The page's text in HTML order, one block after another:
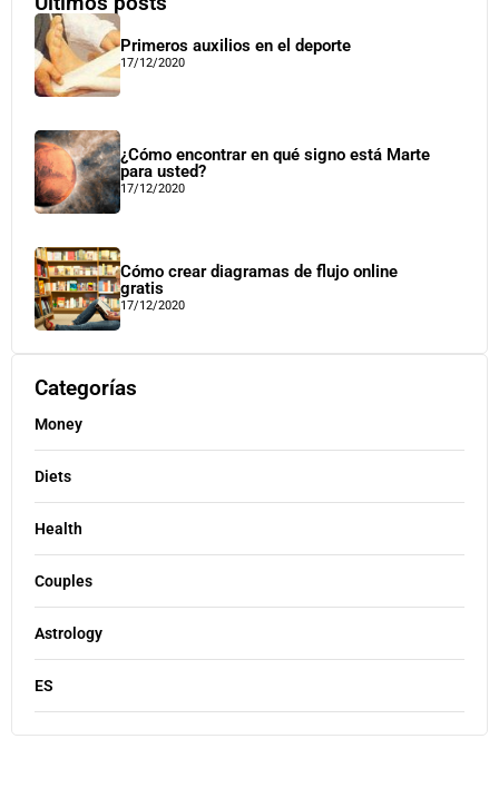
Primeros auxilios en el deporte
17/12/2020
¿Cómo encontrar en qué signo está Marte
para usted?
17/12/2020
Cómo crear diagramas de flujo online
gratis
17/12/2020
Categorías
Money
Diets
Health
Couples
Astrology
ES